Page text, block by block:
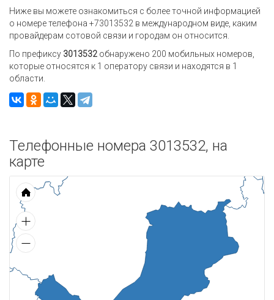
Ниже вы можете ознакомиться с более точной информацией
о номере телефона +73013532 в международном виде, каким
провайдерам сотовой связи и городам он относится.
По префиксу 3013532 обнаружено 200 мобильных номеров,
которые относятся к 1 оператору связи и находятся в 1
области.
Телефонные номера 3013532, на
карте